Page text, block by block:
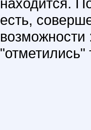
есть,
"отметились"